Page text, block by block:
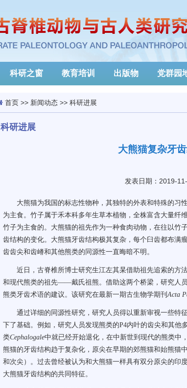
科研之窗 教育培训 出版物 党群园
首页>> 新闻动态>> 科研进展
科研进展
大熊猫复杂牙
发表日期：2019-
大熊猫为我国的标志性物种，其独特的外表和特殊的习
为主食。竹子属于禾本科多年生草本植物，全株富含大量纤
竹子为主食的。大熊猫的祖先作为一种食肉动物，在往以竹
齿结构的变化。大熊猫牙齿结构极其复杂，每个臼齿都布满
齿齿尖和齿嵴和其他熊类的同源性一直晦暗不明。
近日，古脊椎所博士研究生江左其杲借助祖先追索的方
和现代熊类的祖先——戴氏祖熊。借助这两个桥梁，研究人
熊类牙齿术语的建议。该研究在最新一期古生物学期刊Acta
通过详细的同源性研究，研究人员得以重新审视一些特
下了基础。例如，研究人员发现熊类的P4内叶的齿尖和其他
类Cephalogale中就已经开始退化，在中新世到现代的熊类中
熊猫的牙齿结构趋于复杂化，原尖在早期的郊熊猫和始熊猫
和次尖）。过去曾经被认为和大熊猫一样具有双分原尖的印
大熊猫牙齿结构的共同特征。